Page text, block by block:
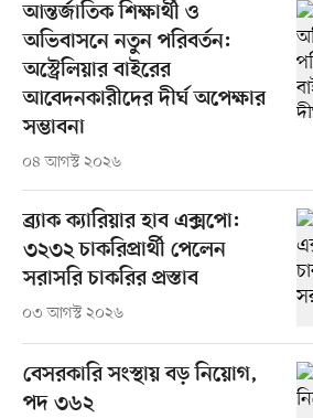
আন্তর্জাতিক শিক্ষার্থী ও
অভিবাসনে নতুন পরিবর্তন:
অস্ট্রেলিয়ার বাইরের
আবেদনকারীদের দীর্ঘ অপেক্ষার
সম্ভাবনা
০৪ আগস্ট ২০২৬
ব্র্যাক ক্যারিয়ার হাব এক্সপো:
৩২৩২ চাকরিপ্রার্থী পেলেন
সরাসরি চাকরির প্রস্তাব
০৩ আগস্ট ২০২৬
বেসরকারি সংস্থায় বড় নিয়োগ,
পদ ৩৬২